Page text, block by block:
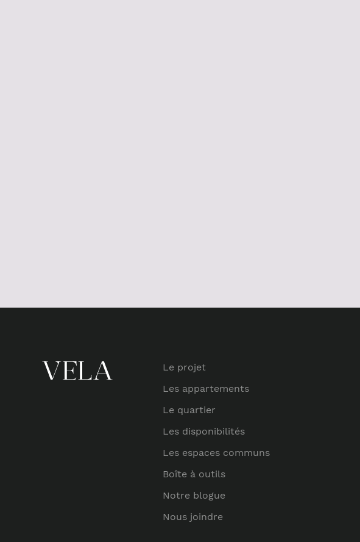
Le projet
Les appartements
Le quartier
Les disponibilités
Les espaces communs
Boîte à outils
Notre blogue
Nous joindre